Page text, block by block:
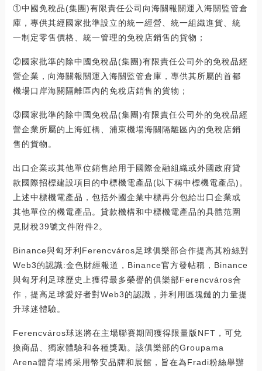
①中國免稅品(集團)有限責任公司向海關報關運入海關監管倉
庫，專供其經國家批準設立的統一經營、統一組織進貨、統
一制定零售價格、統一管理的免稅店銷售的貨物；
②國家批準的除中國免稅品(集團)有限責任公司外的免稅品經
營企業，向海關報關運入海關監管倉庫，專供其所屬的首都
機場口岸海關隔離區內的免稅店銷售的貨物；
③國家批準的除中國免稅品(集團)有限責任公司外的免稅品經
營企業所屬的上海虹橋、浦東機場海關隔離區內的免稅店銷
售的貨物。
出口企業或其他單位銷售給用于國際金融組織或外國政府貸
款國際招標建設項目的中標機電產品(以下稱中標機電產品)。
上述中標機電產品，包括外國企業中標再分包給出口企業或
其他單位的機電產品。貸款機構和中標機電產品的具體范圍
見財稅39號文件附件2。
Binance與匈牙利Ferencváros足球俱樂部合作提高其粉絲對
Web3的認識:金色財經報道，Binance官方發帖稱，Binance
與匈牙利足球歷史上獲得最多榮譽的俱樂部Ferencváros合
作，提高足球愛好者對Web3的認識，并利用區塊鏈的力量提
升球迷體驗。
Ferencváros球迷將在主場聯賽期間獲得限量版NFT，可兌
換商品、獨家體驗和各種獎勵。該俱樂部的Groupama
Arena體育場將采用幣安品牌和展館，旨在為Fradi粉絲舉辦